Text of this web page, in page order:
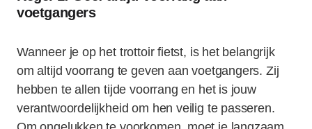
voetgangers
Wanneer je op het trottoir fietst, is het belangrijk
om altijd voorrang te geven aan voetgangers. Zij
hebben te allen tijde voorrang en het is jouw
verantwoordelijkheid om hen veilig te passeren.